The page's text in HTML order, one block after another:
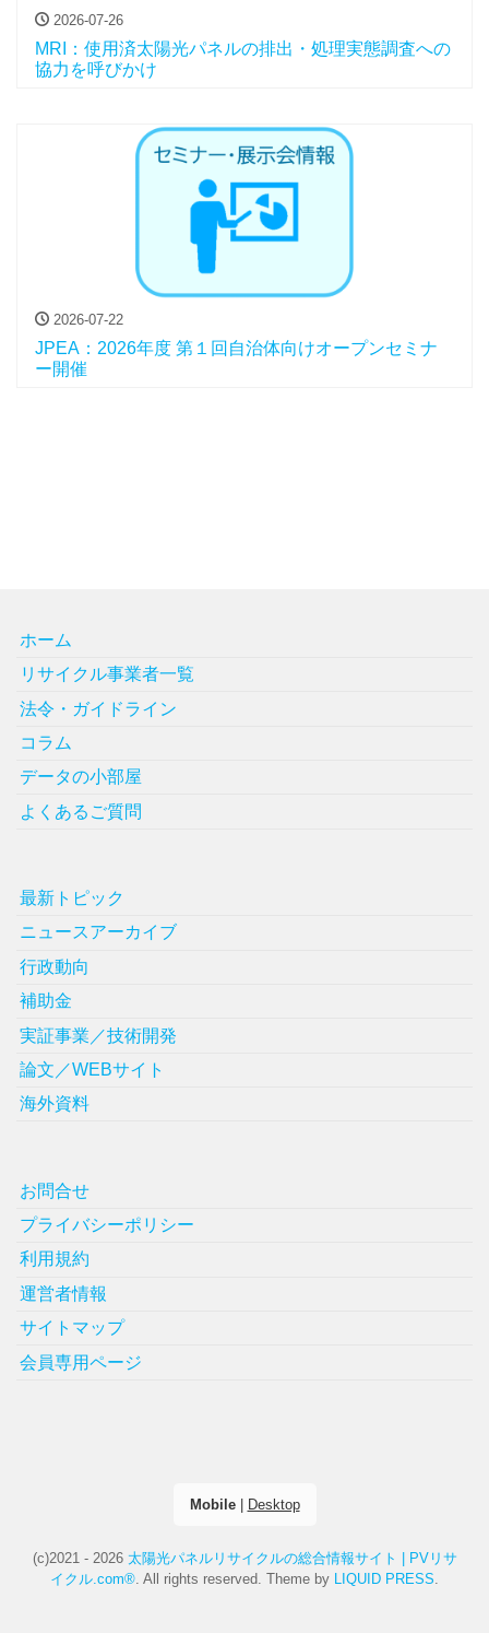
2026-07-26
MRI：使用済太陽光パネルの排出・処理実態調査への
協力を呼びかけ
2026-07-22
JPEA：2026年度 第１回自治体向けオープンセミナ
ー開催
ホーム
リサイクル事業者一覧
法令・ガイドライン
コラム
データの小部屋
よくあるご質問
最新トピック
ニュースアーカイブ
行政動向
補助金
実証事業／技術開発
論文／WEBサイト
海外資料
お問合せ
プライバシーポリシー
利用規約
運営者情報
サイトマップ
会員専用ページ
Mobile| Desktop
(c)2021 - 2026 太陽光パネルリサイクルの総合情報サイト | PVリサ
イクル.com® . All rights reserved. Theme by LIQUID PRESS